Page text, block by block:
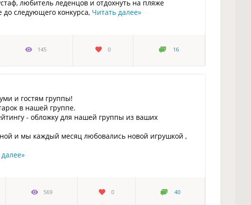
любитель леденцов и отдохнуть на пляже
до следующего конкурса, Читать далее»
145 0 16
и гостям группы!
в нашей группе.
- обложку для нашей группы из ваших
и мы каждый месяц любовались новой игрушкой ,
»
569 0 40